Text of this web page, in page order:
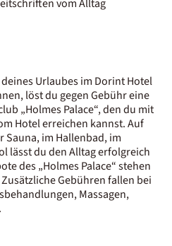
vom Alltag
Urlaubes im Dorint Hotel
löst du gegen Gebühr eine
„Holmes Palace“, den du mit
Hotel erreichen kannst. Auf
Sauna, im Hallenbad, im
lässt du den Alltag erfolgreich
des „Holmes Palace“ stehen
Gebühren fallen bei
Massagen,